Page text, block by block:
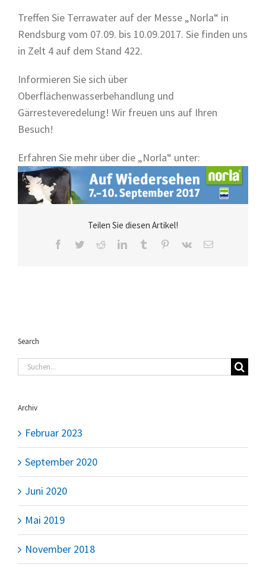
Treffen Sie Terrawater auf der Messe „Norla“ in
Rendsburg vom 07.09. bis 10.09.2017. Sie finden uns
in Zelt 4 auf dem Stand 422.
Informieren Sie sich über
Oberflächenwasserbehandlung und
Gärresteveredelung! Wir freuen uns auf Ihren
Besuch!
Erfahren Sie mehr über die „Norla“ unter:
Teilen Sie diesen Artikel!
Facebook
TwitterRedditLinkedInTumblr Pinterest
Vk
E-
Search
Suche
Archiv
Februar 2023
September 2020
Juni 2020
Mai 2019
November 2018